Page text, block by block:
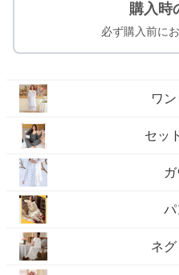
購入時
必ず購入前に
ワ
セッ
パ
ネグ